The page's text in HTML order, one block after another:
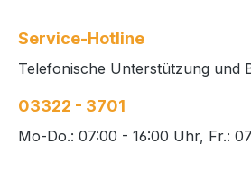
Service-Hotline
Telefonische Unterstützung und
03322 - 3701
Mo-Do.: 07:00 - 16:00 Uhr, Fr.: